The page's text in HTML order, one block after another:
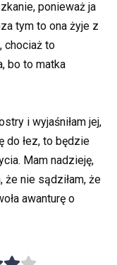
ponieważ ja
tym to ona żyje z
chociaż to
bo to matka
i wyjaśniłam jej,
do łez, to będzie
Mam nadzieję,
że nie sądziłam, że
awanturę o